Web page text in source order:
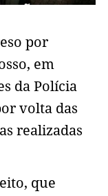
por
em
da Polícia
volta das
realizadas
que